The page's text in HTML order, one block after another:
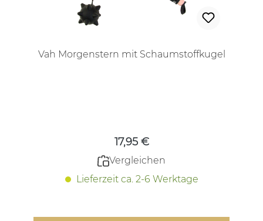
Vah Morgenstern mit Schaumstoffkugel
17,95 €
Vergleichen
Lieferzeit ca. 2-6 Werktage